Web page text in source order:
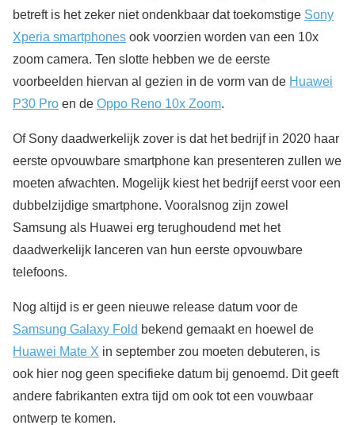
betreft is het zeker niet ondenkbaar dat toekomstige Sony
Xperia smartphones ook voorzien worden van een 10x
zoom camera. Ten slotte hebben we de eerste
voorbeelden hiervan al gezien in de vorm van de Huawei
P30 Pro en de Oppo Reno 10x Zoom.
Of Sony daadwerkelijk zover is dat het bedrijf in 2020 haar
eerste opvouwbare smartphone kan presenteren zullen we
moeten afwachten. Mogelijk kiest het bedrijf eerst voor een
dubbelzijdige smartphone. Vooralsnog zijn zowel
Samsung als Huawei erg terughoudend met het
daadwerkelijk lanceren van hun eerste opvouwbare
telefoons.
Nog altijd is er geen nieuwe release datum voor de
Samsung Galaxy Fold bekend gemaakt en hoewel de
Huawei Mate X in september zou moeten debuteren, is
ook hier nog geen specifieke datum bij genoemd. Dit geeft
andere fabrikanten extra tijd om ook tot een vouwbaar
ontwerp te komen.